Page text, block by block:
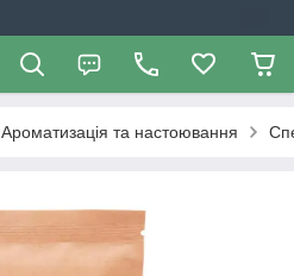
Ароматизація та настоювання